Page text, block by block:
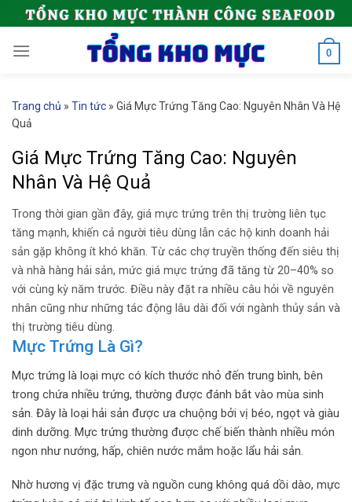
to
content
0
Trang chủ » Tin tức » Giá Mực Trứng Tăng Cao: Nguyên Nhân Và Hệ
Quả
Giá Mực Trứng Tăng Cao: Nguyên
Nhân Và Hệ Quả
Trong thời gian gần đây, giá mực trứng trên thị trường liên tục
tăng mạnh, khiến cả người tiêu dùng lẫn các hộ kinh doanh hải
sản gặp không ít khó khăn. Từ các chợ truyền thống đến siêu thị
và nhà hàng hải sản, mức giá mực trứng đã tăng từ 20–40% so
với cùng kỳ năm trước. Điều này đặt ra nhiều câu hỏi về nguyên
nhân cũng như những tác động lâu dài đối với ngành thủy sản và
thị trường tiêu dùng.
Mực Trứng Là Gì?
Mực trứng là loại mực có kích thước nhỏ đến trung bình, bên
trong chứa nhiều trứng, thường được đánh bắt vào mùa sinh
sản. Đây là loại hải sản được ưa chuộng bởi vị béo, ngọt và giàu
dinh dưỡng. Mực trứng thường được chế biến thành nhiều món
ngon như nướng, hấp, chiên nước mắm hoặc lẩu hải sản.
Nhờ hương vị đặc trưng và nguồn cung không quá dồi dào, mực